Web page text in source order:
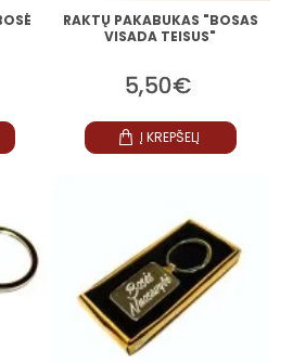
RAKTŲ PAKABUKAS "BOSAS
VISADA TEISUS"
5,50€
Į KREPŠELĮ